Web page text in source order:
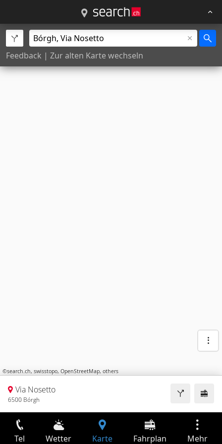
Feedback | Zur alten Karte wechseln
©search.ch, swisstopo, OpenStreetMap, others
Via Nosetto
6500 Bórgh
Tel Wetter Karte Fahrplan Mehr